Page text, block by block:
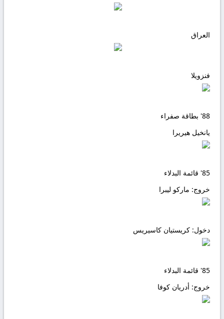
العراق
فنزويلا
88' بطاقة صفراء
يانخيل هيريرا
85' قائمة البدلاء
خروج: ماركو ليبرا
دخول: كريستيان كاسيريس
85' قائمة البدلاء
خروج: أدريان كوفا